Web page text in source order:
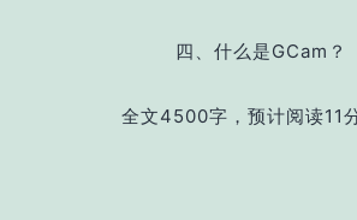
四、什么是GCam？
全文4500字，预计阅读11分